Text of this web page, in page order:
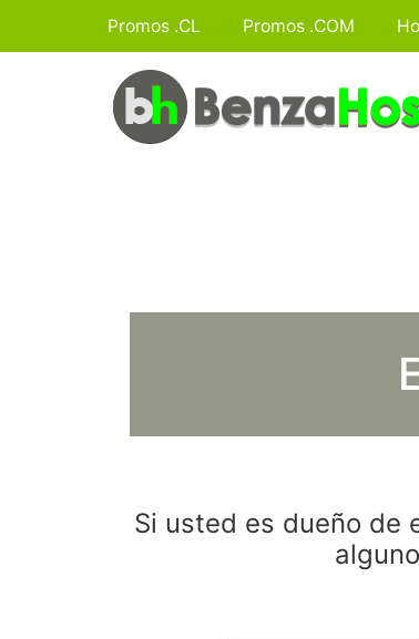
Promos .CL Promos .COM
Si usted es dueño de